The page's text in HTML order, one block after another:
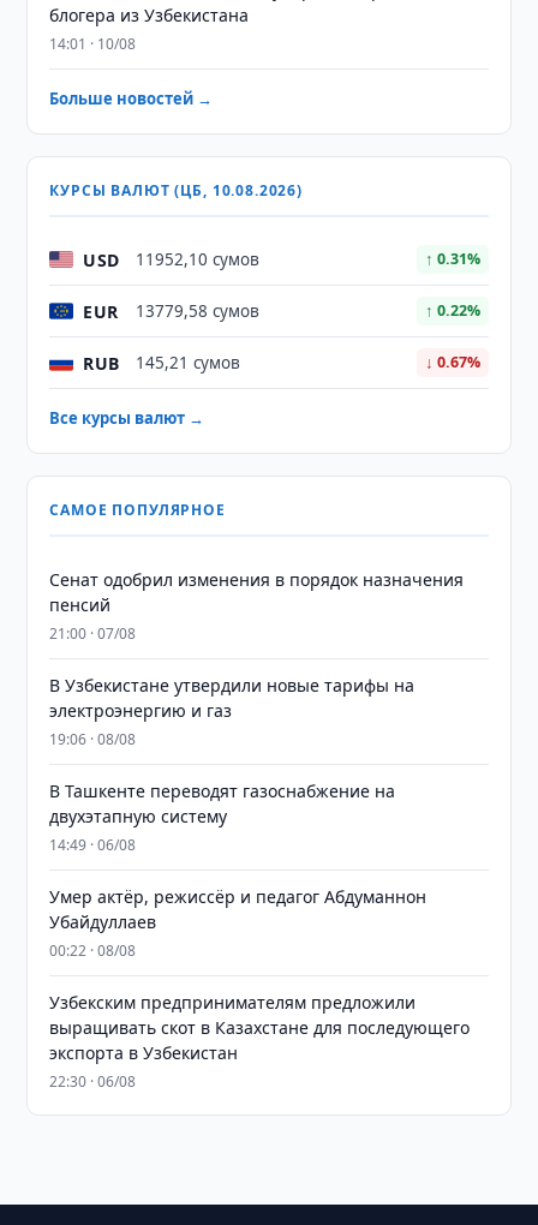
блогера из Узбекистана
14:01 · 10/08
Больше новостей →
КУРСЫ ВАЛЮТ (ЦБ, 10.08.2026)
USD 11952,10 сумов ↑ 0.31%
EUR 13779,58 сумов ↑ 0.22%
RUB 145,21 сумов ↓ 0.67%
Все курсы валют →
САМОЕ ПОПУЛЯРНОЕ
Сенат одобрил изменения в порядок назначения
пенсий
21:00 · 07/08
В Узбекистане утвердили новые тарифы на
электроэнергию и газ
19:06 · 08/08
В Ташкенте переводят газоснабжение на
двухэтапную систему
14:49 · 06/08
Умер актёр, режиссёр и педагог Абдуманнон
Убайдуллаев
00:22 · 08/08
Узбекским предпринимателям предложили
выращивать скот в Казахстане для последующего
экспорта в Узбекистан
22:30 · 06/08